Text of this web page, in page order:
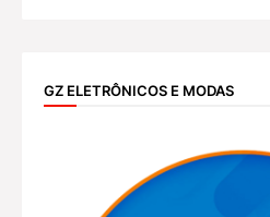
GZ ELETRÔNICOS E MODAS